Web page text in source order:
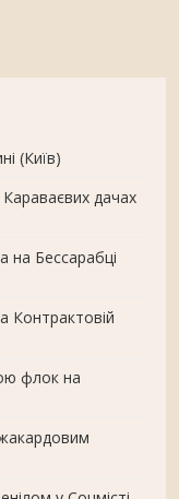
(Київ)
дачах
на Бессарабці
Контрактовій
флок на